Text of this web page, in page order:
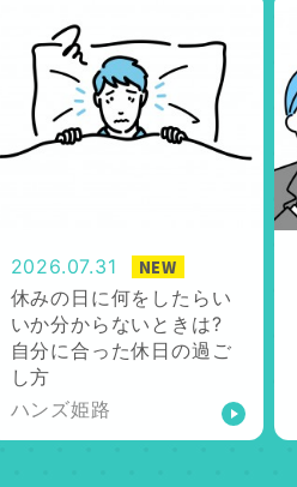
2026.07.31 NEW
休みの日に何をしたらい
いか分からないときは?
自分に合った休日の過ご
し方
ハンズ姫路